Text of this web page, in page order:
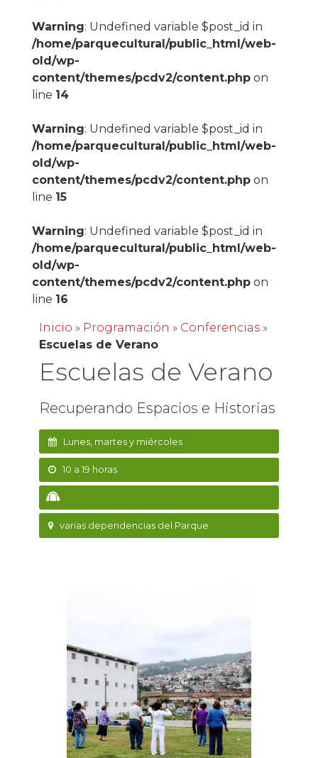
Warning: Undefined variable $post_id in
/home/parquecultural/public_html/web-
old/wp-
content/themes/pcdv2/content.phpon
line 14
Warning: Undefined variable $post_id in
/home/parquecultural/public_html/web-
old/wp-
content/themes/pcdv2/content.phpon
line 15
Warning: Undefined variable $post_id in
/home/parquecultural/public_html/web-
old/wp-
content/themes/pcdv2/content.phpon
line 16
Inicio » Programación » Conferencias»
Escuelas de Verano
Escuelas de Verano
Recuperando Espacios e Historias
Lunes, martes y miércoles
10 a 19 horas
varias dependencias del Parque